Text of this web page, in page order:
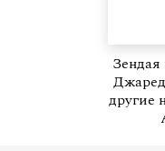
Зендая
другие